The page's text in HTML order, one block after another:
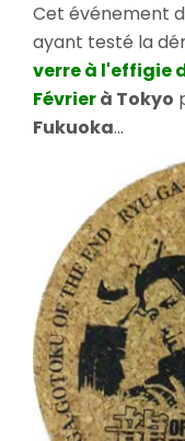
Cet événement
ayant testé la
verre à l'effigie
Févrierà Tokyo
Fukuoka...